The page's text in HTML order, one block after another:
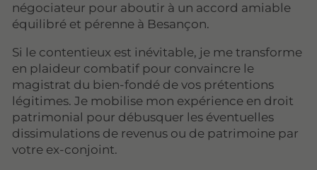
négociateur pour aboutir à un accord amiable
équilibré et pérenne à Besançon.
Si le contentieux est inévitable, je me transforme
en plaideur combatif pour convaincre le
magistrat du bien-fondé de vos prétentions
légitimes. Je mobilise mon expérience en droit
patrimonial pour débusquer les éventuelles
dissimulations de revenus ou de patrimoine par
votre ex-conjoint.